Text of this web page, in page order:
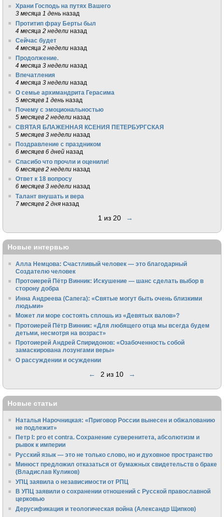
Храни Господь на путях Вашего
3 месяца 1 день назад
Протитип фрау Берты был
4 месяца 2 недели назад
Сейчас будет
4 месяца 2 недели назад
Продолжение.
4 месяца 3 недели назад
Впечатления
4 месяца 3 недели назад
О семье архимандрита Герасима
5 месяцев 1 день назад
Почему с эмоциональностью
5 месяцев 2 недели назад
СВЯТАЯ БЛАЖЕННАЯ КСЕНИЯ ПЕТЕРБУРГСКАЯ
5 месяцев 3 недели назад
Поздравление с праздником
6 месяцев 6 дней назад
Спасибо что прочли и оценили!
6 месяцев 2 недели назад
Ответ к 18 вопросу
6 месяцев 3 недели назад
Талант внушать и вера
7 месяцев 2 дня назад
1 из 20 →
Новые интервью
Алла Немцова: Счастливый человек — это благодарный
Создателю человек
Протоиерей Пётр Винник: Искушение — шанс сделать выбор в
сторону добра
Инна Андреева (Сапега): «Святые могут быть очень близкими
людьми»
Может ли море состоять сплошь из «Девятых валов»?
Протоиерей Пётр Винник: «Для любящего отца мы всегда будем
детьми, несмотря на возраст»
Протоиерей Андрей Спиридонов: «Озабоченность собой
замаскирована лозунгами веры»
О рассуждении и осуждении
← 2 из 10 →
Новые статьи
Наталья Нарочницкая: «Приговор России вынесен и обжалованию
не подлежит»
Петр I: pro et contra. Сохранение суверенитета, абсолютизм и
рывок к империи
Русский язык — это не только слово, но и духовное пространство
Минюст предложил отказаться от бумажных свидетельств о браке
(Владислав Куликов)
УПЦ заявила о независимости от РПЦ
В УПЦ заявили о сохранении отношений с Русской православной
церковью
Дерусификация и теологическая война (Александр Щипков)